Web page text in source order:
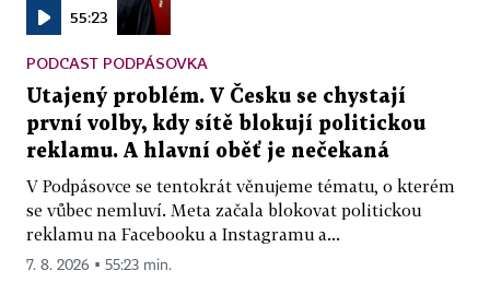
55:23
PODCAST PODPÁSOVKA
Utajený problém. V Česku se chystají
první volby, kdy sítě blokují politickou
reklamu. A hlavní oběť je nečekaná
V Podpásovce se tentokrát věnujeme tématu, o kterém
se vůbec nemluví. Meta začala blokovat politickou
reklamu na Facebooku a Instagramu a...
7. 8. 2026 ▪ 55:23 min.